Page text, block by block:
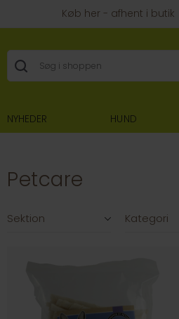
Køb her - afhent i butik
NYHEDER HUND
Petcare
Sektion Kategori